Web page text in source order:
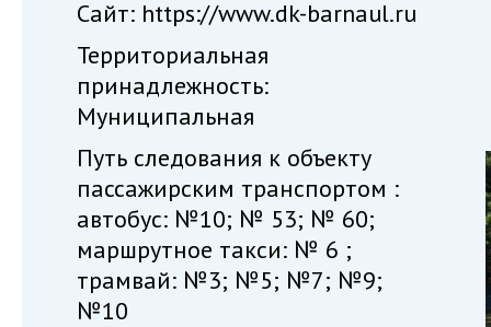
Сайт: https://www.dk-barnaul.ru
Территориальная
принадлежность:
Муниципальная
Путь следования к объекту
пассажирским транспортом :
автобус: №10; № 53; № 60;
маршрутное такси: № 6 ;
трамвай: №3; №5; №7; №9;
№10